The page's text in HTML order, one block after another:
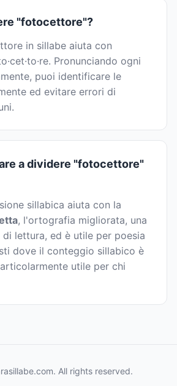
"fotocettore"?
in sillabe aiuta con
Pronunciando ogni
puoi identificare le
ed evitare errori di
a dividere "fotocettore"
sillabica aiuta con la
, l'ortografia migliorata, una
lettura, ed è utile per poesia
dove il conteggio sillabico è
utile per chi
All rights reserved.